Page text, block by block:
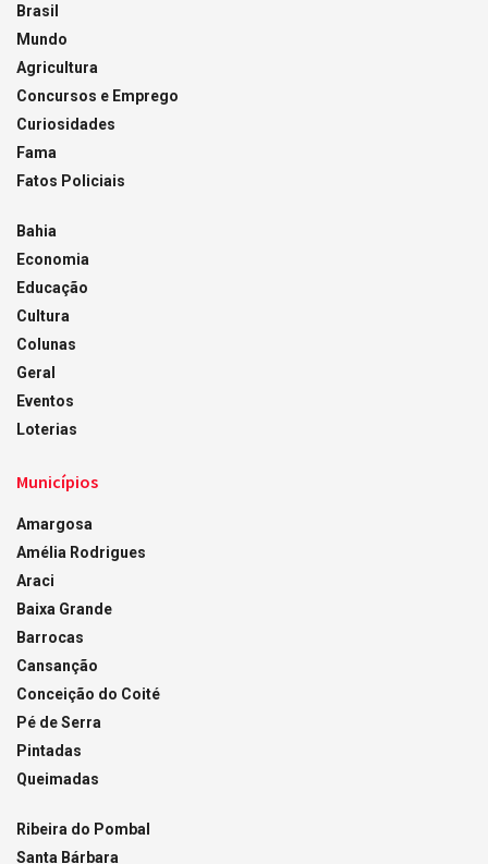
Brasil
Mundo
Agricultura
Concursos e Emprego
Curiosidades
Fama
Fatos Policiais
Bahia
Economia
Educação
Cultura
Colunas
Geral
Eventos
Loterias
Municípios
Amargosa
Amélia Rodrigues
Araci
Baixa Grande
Barrocas
Cansanção
Conceição do Coité
Pé de Serra
Pintadas
Queimadas
Ribeira do Pombal
Santa Bárbara